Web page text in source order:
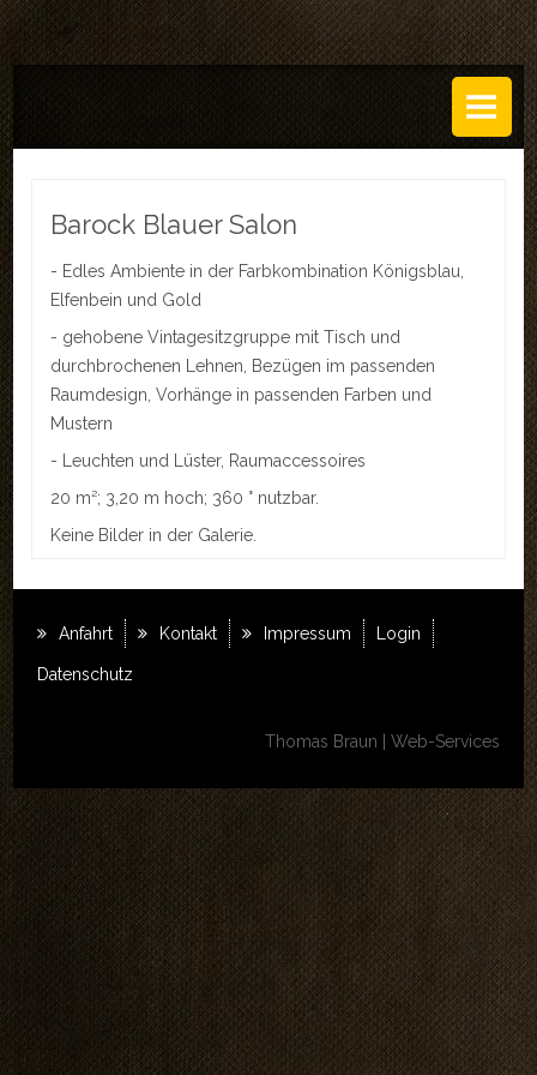
History
SETS
GALERIEN
TECHNIK
EVENTS
KONTAKT
Impressum
AKTUELLES
Barock Blauer Salon
- Edles Ambiente in der Farbkombination Königsblau,
Elfenbein und Gold
- gehobene Vintagesitzgruppe mit Tisch und
durchbrochenen Lehnen, Bezügen im passenden
Raumdesign, Vorhänge in passenden Farben und
Mustern
- Leuchten und Lüster, Raumaccessoires
20 m²; 3,20 m hoch; 360 ° nutzbar.
Keine Bilder in der Galerie.
Anfahrt Kontakt Impressum Login
Datenschutz
Thomas Braun | Web-Services